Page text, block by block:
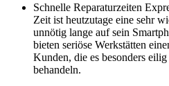
Schnelle Reparaturzeiten
Zeit ist heutzutage eine sehr
unnötig lange auf sein
bieten seriöse Werkstätten
Kunden, die es besonders
behandeln.